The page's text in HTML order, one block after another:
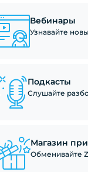
Вебинары
Узнавайте
Подкасты
Слушайте
Магазин
Обменивайте